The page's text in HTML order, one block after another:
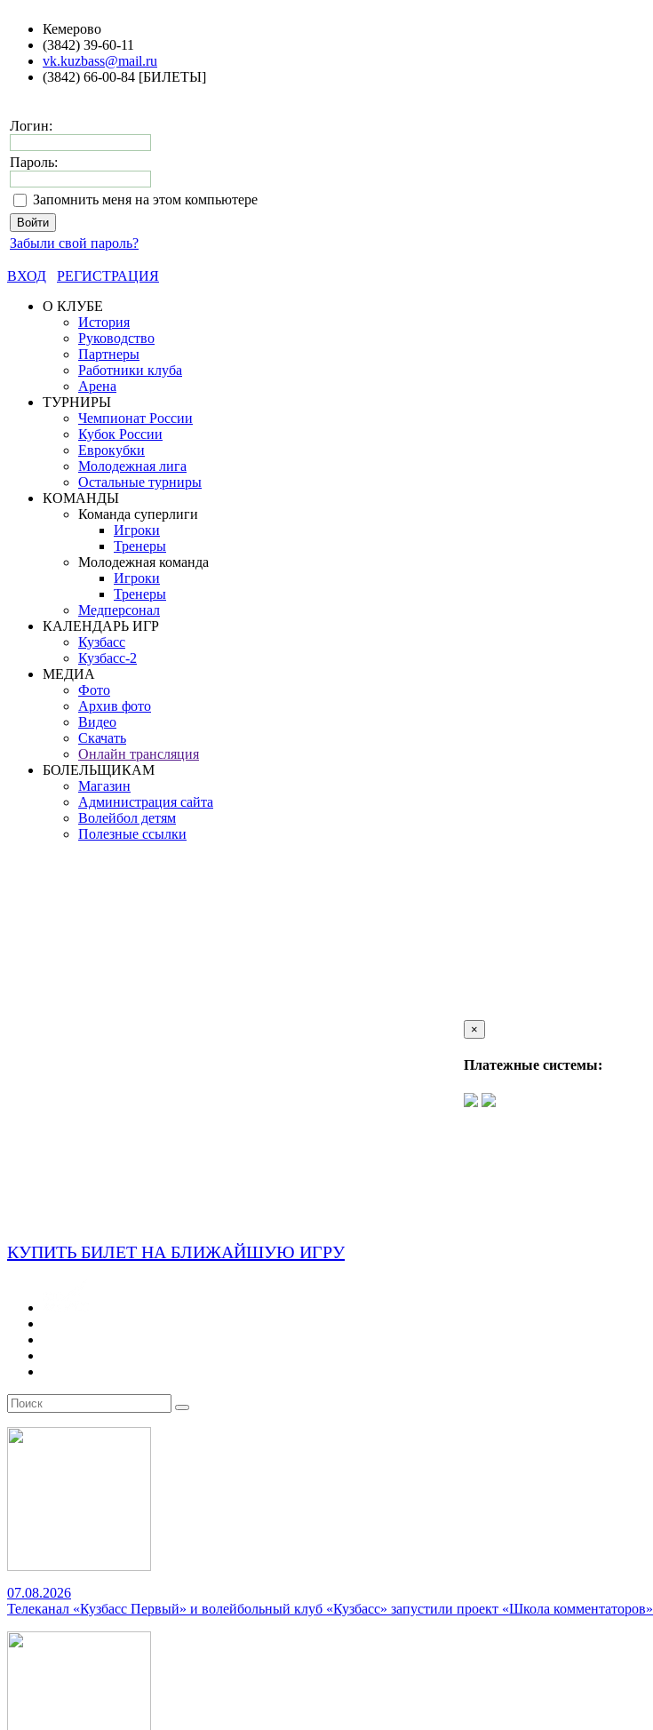
Кемерово
(3842) 39-60-11
vk.kuzbass@mail.ru
(3842) 66-00-84 [БИЛЕТЫ]
Логин:
Пароль:
Запомнить меня на этом компьютере
Забыли свой пароль?
ВХОД
РЕГИСТРАЦИЯ
О КЛУБЕ
История
Руководство
Партнеры
Работники клуба
Арена
ТУРНИРЫ
Чемпионат России
Кубок России
Еврокубки
Молодежная лига
Остальные турниры
КОМАНДЫ
Команда суперлиги
Игроки
Тренеры
Молодежная команда
Игроки
Тренеры
Медперсонал
КАЛЕНДАРЬ ИГР
Кузбасс
Кузбасс-2
МЕДИА
Фото
Архив фото
Видео
Скачать
Онлайн трансляция
БОЛЕЛЬЩИКАМ
Магазин
Администрация сайта
Волейбол детям
Полезные ссылки
×
Платежные системы:
КУПИТЬ БИЛЕТ НА БЛИЖАЙШУЮ ИГРУ
07.08.2026
Телеканал «Кузбасс Первый» и волейбольный клуб «Кузбасс» запустили проект «Школа комментаторов»